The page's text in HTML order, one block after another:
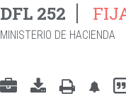
DFL 252
MINISTERIO DE HACIENDA